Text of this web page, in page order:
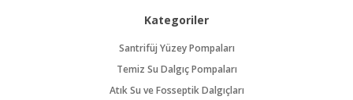
Kategoriler
Santrifüj Yüzey Pompaları
Temiz Su Dalgıç Pompaları
Atık Su ve Fosseptik Dalgıçları